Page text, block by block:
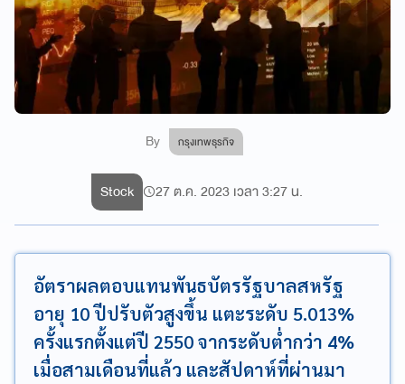
By กรุงเทพธุรกิจ
Stock 27 ต.ค. 2023 เวลา 3:27 น.
อัตราผลตอบแทนพันธบัตรรัฐบาลสหรัฐ
อายุ 10 ปีปรับตัวสูงขึ้น แตะระดับ 5.013%
ครั้งแรกตั้งแต่ปี 2550 จากระดับต่ำกว่า 4%
เมื่อสามเดือนที่แล้ว และสัปดาห์ที่ผ่านมา